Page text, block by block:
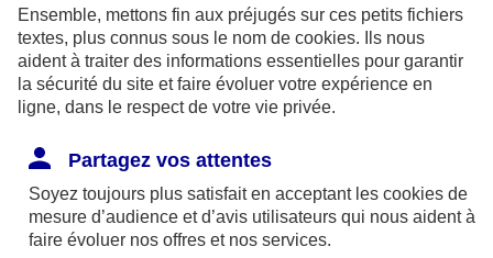
prudentiel et de résolution (ACPR) : - 4
Place de Budapest - CS 92459 - 75436
Paris Cedex 09. Le détail des procédures de
recours et de réclamation et les
disponibles sur le site axa.fr.
AXA France IARD et AXA France Vie sont
mandataires exclusifs en opérations de
Ensemble, mettons fin aux préjugés sur ces petits fichiers
textes, plus connus sous le nom de cookies. Ils nous
aident à traiter des informations essentielles pour garantir
la sécurité du site et faire évoluer votre expérience en
ligne, dans le respect de votre vie privée.
Partagez vos attentes
Soyez toujours plus satisfait en acceptant les cookies de
mesure d’audience et d’avis utilisateurs qui nous aident à
faire évoluer nos offres et nos services.